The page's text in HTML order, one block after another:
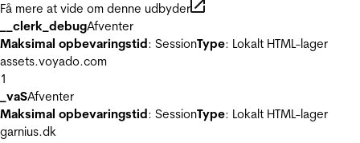
Få mere at vide om denne udbyder
__clerk_debugAfventer
Maksimal opbevaringstid: SessionType: Lokalt HTML-lager
assets.voyado.com
1
_vaSAfventer
Maksimal opbevaringstid: SessionType: Lokalt HTML-lager
garnius.dk